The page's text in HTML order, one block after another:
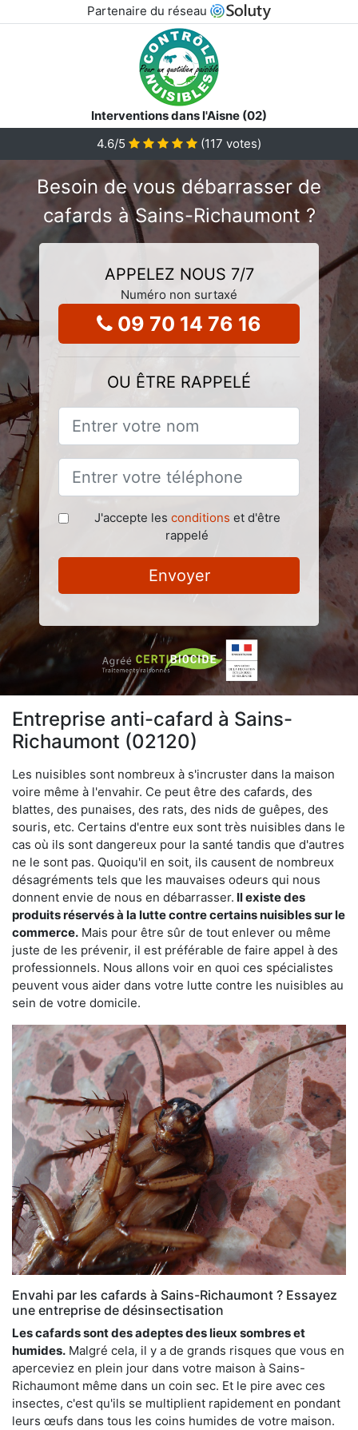
Partenaire du réseau
Interventions dans l'Aisne (02)
4.6/5 (117 votes)
Besoin de vous débarrasser de
cafards à Sains-Richaumont ?
APPELEZ NOUS 7/7
Numéro non surtaxé
09 70 14 76 16
OU ÊTRE RAPPELÉ
J'accepte les conditions et d'être
rappelé
Envoyer
Entreprise anti-cafard à Sains-
Richaumont (02120)
Les nuisibles sont nombreux à s'incruster dans la maison
voire même à l'envahir. Ce peut être des cafards, des
blattes, des punaises, des rats, des nids de guêpes, des
souris, etc. Certains d'entre eux sont très nuisibles dans le
cas où ils sont dangereux pour la santé tandis que d'autres
ne le sont pas. Quoiqu'il en soit, ils causent de nombreux
désagréments tels que les mauvaises odeurs qui nous
donnent envie de nous en débarrasser. Il existe des
produits réservés à la lutte contre certains nuisibles sur le
commerce. Mais pour être sûr de tout enlever ou même
juste de les prévenir, il est préférable de faire appel à des
professionnels. Nous allons voir en quoi ces spécialistes
peuvent vous aider dans votre lutte contre les nuisibles au
sein de votre domicile.
Envahi par les cafards à Sains-Richaumont ? Essayez
une entreprise de désinsectisation
Les cafards sont des adeptes des lieux sombres et
humides. Malgré cela, il y a de grands risques que vous en
aperceviez en plein jour dans votre maison à Sains-
Richaumont même dans un coin sec. Et le pire avec ces
insectes, c'est qu'ils se multiplient rapidement en pondant
leurs œufs dans tous les coins humides de votre maison.